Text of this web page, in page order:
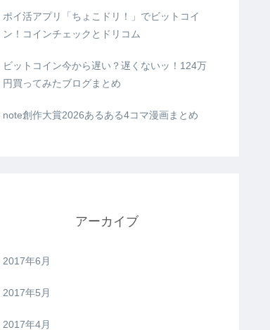
ポイ活アプリ「ちょこドリ！」でビットコイ
ン！コインチェックとドリコム
ビットコイン今から遅い？遅くないッ！124万
円買ってみたブログまとめ
note創作大賞2026あるある4コマ漫画まとめ
アーカイブ
2017年6月
2017年5月
2017年4月